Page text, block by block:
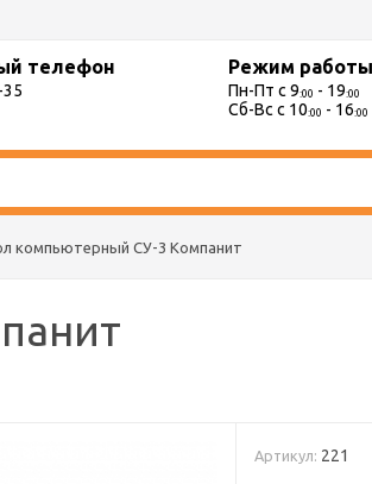
телефон Режим работы
Пн-Пт с 9:00 - 19:00
Сб-Вс с 10:00 - 16:00
компьютерный СУ-3 Компанит
Артикул: 221